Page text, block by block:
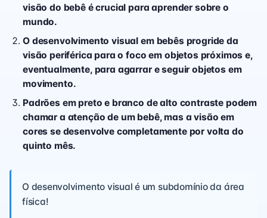
visão do bebê é crucial para aprender sobre o
mundo.
O desenvolvimento visual em bebês progride da
visão periférica para o foco em objetos próximos e,
eventualmente, para agarrar e seguir objetos em
movimento.
Padrões em preto e branco de alto contraste podem
chamar a atenção de um bebê, mas a visão em
cores se desenvolve completamente por volta do
quinto mês.
O desenvolvimento visual é um subdomínio da área
física!